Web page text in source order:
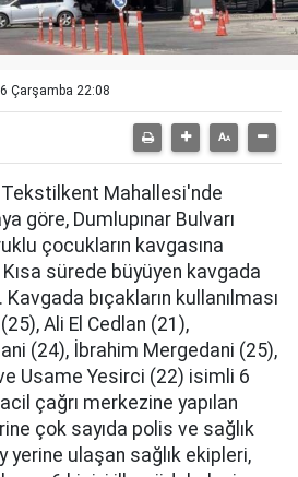
Çarşamba 22:08
Tekstilkent Mahallesi'nde
göre, Dumlupınar Bulvarı
çocukların kavgasına
sürede büyüyen kavgada
Kavgada bıçakların kullanılması
Ali El Cedlan (21),
(24), İbrahim Mergedani (25),
Usame Yesirci (22) isimli 6
çağrı merkezine yapılan
çok sayıda polis ve sağlık
yerine ulaşan sağlık ekipleri,